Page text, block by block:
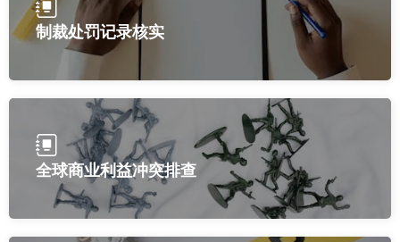
制裁处罚记录核实
全球商业利益冲突排查